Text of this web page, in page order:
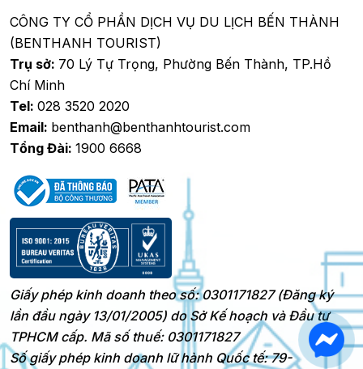
CÔNG TY CỔ PHẦN DỊCH VỤ DU LỊCH BẾN THÀNH
(BENTHANH TOURIST)
Trụ sở: 70 Lý Tự Trọng, Phường Bến Thành, TP.Hồ
Chí Minh
Tel: 028 3520 2020
Email: benthanh@benthanhtourist.com
Tổng Đài: 1900 6668
Giấy phép kinh doanh theo số: 0301171827 (Đăng ký
lần đầu ngày 13/01/2005) do Sở Kế hoạch và Đầu tư
TPHCM cấp. Mã số thuế: 0301171827
Số giấy phép kinh doanh lữ hành Quốc tế: 79-